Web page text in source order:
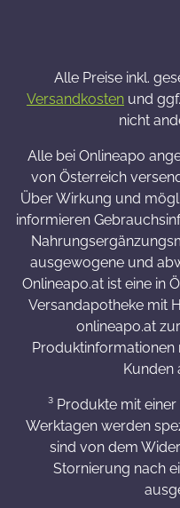
Alle Preise inkl.
Versandkosten und
nicht
Alle bei Onlineapo
von Österreich
Über Wirkung und
informieren
ausgewogene und
Onlineapo.at ist eine in
Versandapotheke mit
onlineapo.at
Produktinformationen
Kunden
³ Produkte mit
Werktagen werden
sind von dem
Stornierung nach